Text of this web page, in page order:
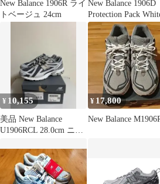
New Balance 1906R ライ
トベージュ 24cm
New Balance 1906D
Protection Pack
¥ 10,155
美品 New Balance
U1906RCL 28.0cm ニュ
¥ 17,800
New Balance